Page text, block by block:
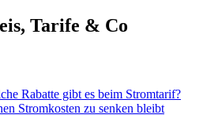
Tarife & Co
Rabatte gibt es beim Stromtarif?
Stromkosten zu senken bleibt